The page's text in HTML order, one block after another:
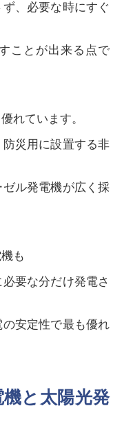
、必要な時にすぐ
ことが出来る点で
れています。
災用に設置する非
ル発電機が広く採
も
要な分だけ発電さ
安定性で最も優れ
と太陽光発